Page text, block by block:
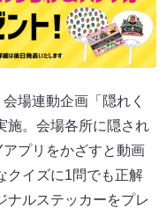
場連動企画「隠れく
施。会場各所に隠され
プリをかざすと動画
クイズに1問でも正解
ナルステッカーをプレ